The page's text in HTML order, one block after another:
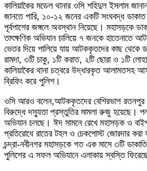
কালিয়াকৈর মডেল থানার ওসি শহিদুল ইসলাম
জানতে পারি, ১০-১২ জনের একটি সংঘবদ্ধ ডাকাত
পূর্বপাশের জঙ্গলে অবস্থান নিয়েছে। মহাসড়কে
তাৎক্ষণিক অভিযান চালিয়ে ৭ জনকে হাতেনাতে
ভেতর দিয়ে পালিয়ে যায় আটককৃতদের কাছ থেকে
রামদা, ৩টি চাকু, ১টি করাত, ২টি ছোরা ও ১টি
কালিয়াকৈর থানা চত্বরে উদ্ধারকৃত আলামতসহ
ব্রিফিং করে পুলিশ।
ওসি আরও বলেন,আটককৃতদের বেশিরভাগ রতনপুর
বিরুদ্ধে দস্যুতা প্রস্তুতির মামলা রুজু হয়েছে।
অভিযান চলছে। ঈদ সামনে রেখে মহাসড়ক ও
প্রতিরোধে রাতের টহল ও চেকপোস্ট জোরদার করা
চন্দ্রা-নবীনগর মহাসড়কে গত এক মাসে ৩টি
পুলিশের এ সফল অভিযানে এলাকায় স্বস্তি